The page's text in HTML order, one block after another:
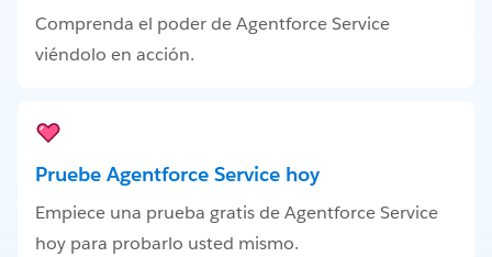
Comprenda el poder de Agentforce Service
viéndolo en acción.
Pruebe Agentforce Service hoy
Empiece una prueba gratis de Agentforce Service
hoy para probarlo usted mismo.